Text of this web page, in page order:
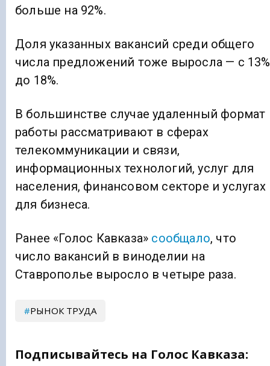
больше на 92%.
Доля указанных вакансий среди общего
числа предложений тоже выросла — с 13%
до 18%.
В большинстве случае удаленный формат
работы рассматривают в сферах
телекоммуникации и связи,
информационных технологий, услуг для
населения, финансовом секторе и услугах
для бизнеса.
Ранее «Голос Кавказа» сообщало, что
число вакансий в виноделии на
Ставрополье выросло в четыре раза.
РЫНОК ТРУДА
Подписывайтесь на Голос Кавказа: